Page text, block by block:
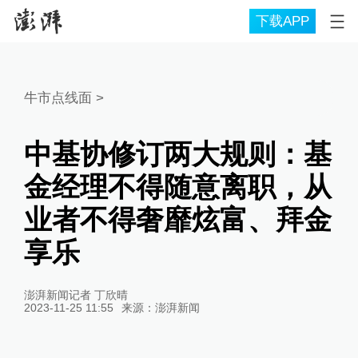
下载APP
牛市点线面>
中基协修订两大规则：基
金经理不得随意离职，从
业者不得奢靡炫富、拜金
享乐
澎湃新闻记者 丁欣晴
2023-11-25 11:55
来源： 澎湃新闻